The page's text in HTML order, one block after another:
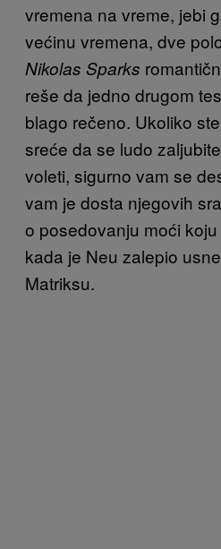
vremena na vreme, jebi
većinu vremena, dve
Nikolas Sparks
reše da jedno drugom
blago rečeno. Ukoliko
sreće da se ludo
voleti, sigurno vam se
vam je dosta njegovih
o posedovanju moći
kada je Neu zalepio
Matriksu.